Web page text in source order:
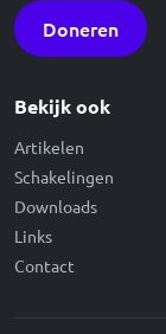
Doneren
Bekijk ook
Artikelen
Schakelingen
Downloads
Links
Contact